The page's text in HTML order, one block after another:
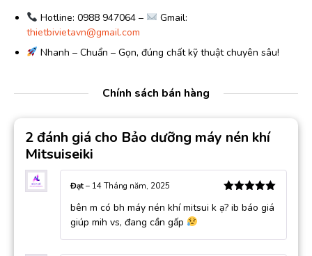
Hotline: 0988 947064 –
Gmail:
thietbivietavn@gmail.com
Nhanh – Chuẩn – Gọn, đúng chất kỹ thuật chuyên sâu!
Chính sách bán hàng
2 đánh giá cho Bảo dưỡng máy nén khí
Mitsuiseiki
hạng55
Đạt– 14 Tháng năm, 2025
bên m có bh máy nén khí mitsui k ạ? ib báo giá
giúp mih vs, đang cần gấp